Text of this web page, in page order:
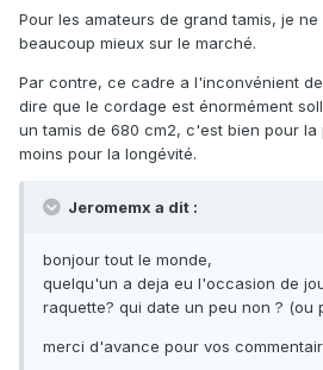
Pour les amateurs de grand tamis, je
beaucoup mieux sur le marché.
Par contre, ce cadre a l'inconvénient
dire que le cordage est énormément
un tamis de 680 cm2, c'est bien pour
moins pour la longévité.
Jeromemx a dit :
bonjour tout le monde,
quelqu'un a deja eu l'occasion de
raquette? qui date un peu non ? (ou
merci d'avance pour vos